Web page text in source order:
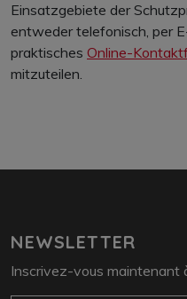
Einsatzgebiete der
entweder telefonisch, per
praktisches Online-
mitzuteilen.
NEWSLETTER
Inscrivez-vous maintenant